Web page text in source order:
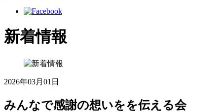
新着情報
2026年03月01日
みんなで感謝の想いをを伝える会